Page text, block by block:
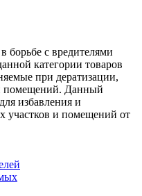
борьбе с вредителями
категории товаров
при дератизации,
помещений. Данный
избавления и
участков и помещений от